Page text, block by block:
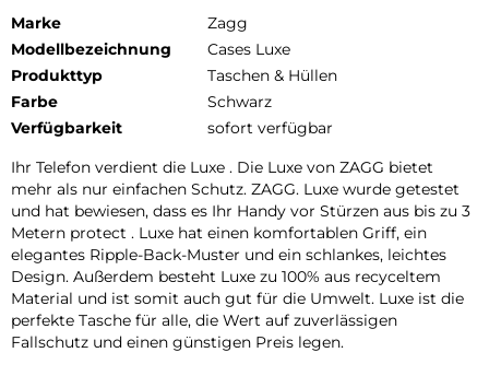
Marke
Zagg
Modellbezeichnung
Cases Luxe
Produkttyp
Taschen & Hüllen
Farbe
Schwarz
Verfügbarkeit
sofort verfügbar
Ihr Telefon verdient die Luxe . Die Luxe von ZAGG bietet
mehr als nur einfachen Schutz. ZAGG. Luxe wurde getestet
und hat bewiesen, dass es Ihr Handy vor Stürzen aus bis zu 3
Metern protect . Luxe hat einen komfortablen Griff, ein
elegantes Ripple-Back-Muster und ein schlankes, leichtes
Design. Außerdem besteht Luxe zu 100% aus recyceltem
Material und ist somit auch gut für die Umwelt. Luxe ist die
perfekte Tasche für alle, die Wert auf zuverlässigen
Fallschutz und einen günstigen Preis legen.